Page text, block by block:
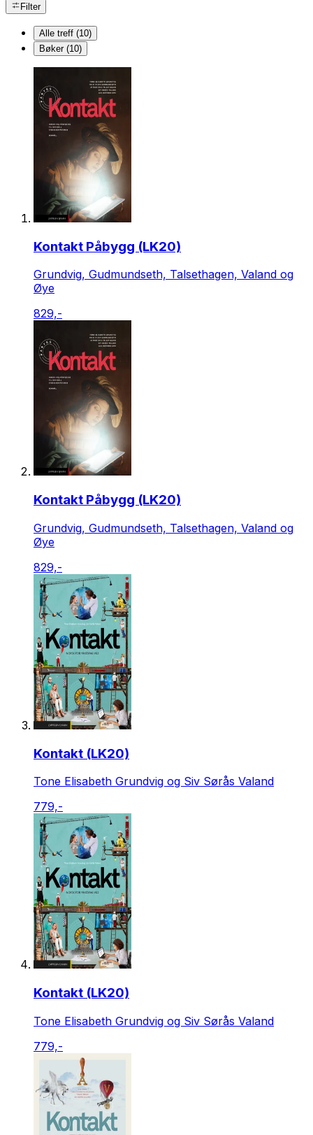
Filter
Alle treff (10)
Bøker (10)
Kontakt Påbygg (LK20)
Grundvig, Gudmundseth, Talsethagen, Valand og
Øye
829,-
Kontakt Påbygg (LK20)
Grundvig, Gudmundseth, Talsethagen, Valand og
Øye
829,-
Kontakt (LK20)
Tone Elisabeth Grundvig og Siv Sørås Valand
779,-
Kontakt (LK20)
Tone Elisabeth Grundvig og Siv Sørås Valand
779,-